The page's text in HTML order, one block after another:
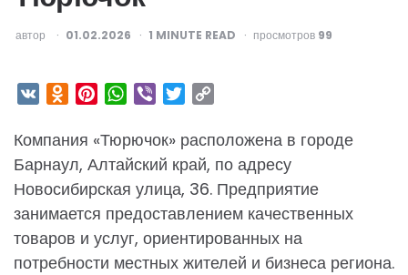
ОПУБЛИКОВАНО
автор 01.02.2026 1 MINUTE READ просмотров 99
VK Odnoklassniki
PinterestWhatsApp
Viber Twitter
Компания «Тюрючок» расположена в городе
Барнаул, Алтайский край, по адресу
Новосибирская улица, 36. Предприятие
занимается предоставлением качественных
товаров и услуг, ориентированных на
потребности местных жителей и бизнеса региона.